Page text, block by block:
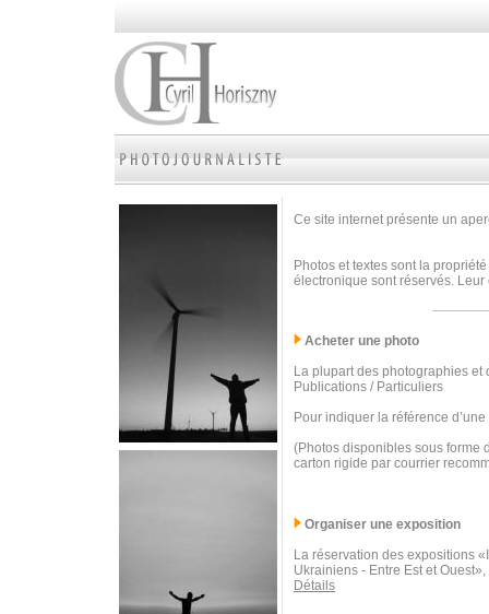
Ce site internet présente un
Photos et textes sont la
électronique sont réservés.
Acheter une photo
La plupart des photographies
Publications / Particuliers
Pour indiquer la référence
(Photos disponibles sous forme
carton rigide par courrier
Organiser une exposition
La réservation des expositions
Ukrainiens - Entre Est et
Détails